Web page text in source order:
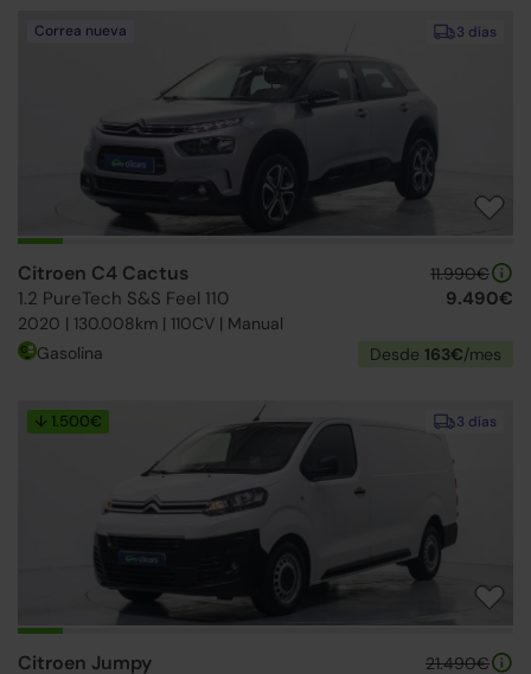
3 días
Correa nueva
Citroen C4 Cactus
1.2 PureTech S&S Feel 110
2020 | 130.008km | 110CV | Manual
11.990€
9.490€
Gasolina Desde 163€/mes
3 días
↓ 1.500€
Citroen Jumpy 21.490€